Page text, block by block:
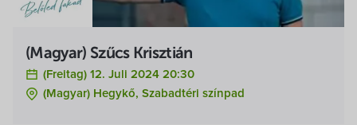
(Magyar) Szűcs Krisztián
(Freitag) 12. Juli 2024 20:30
(Magyar) Hegykő, Szabadtéri színpad